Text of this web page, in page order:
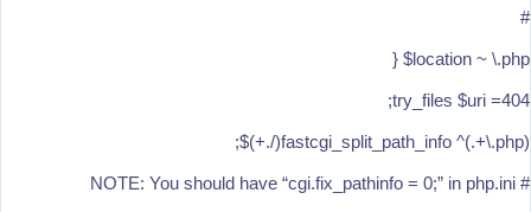
#
location ~ \.php$ {
try_files $uri =404;
fastcgi_split_path_info ^(.+\.php)(/.+)$;
# NOTE: You should have “cgi.fix_pathinfo = 0;” in php.ini